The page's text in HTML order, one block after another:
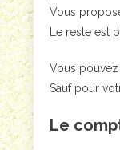
Vous
Le reste est
Vous pouvez
Sauf pour
Le